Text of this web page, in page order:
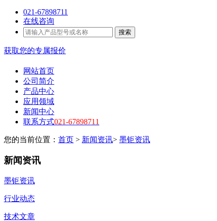
021-67898711
在线咨询
搜索
获取您的专属报价
网站首页
公司简介
产品中心
应用领域
新闻中心
联系方式021-67898711
您的当前位置： 首页 > 新闻资讯> 墨钜资讯
新闻资讯
墨钜资讯
行业动态
技术文章